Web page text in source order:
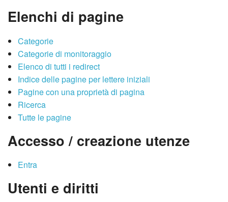
Elenchi di pagine
Categorie
Categorie di monitoraggio
Elenco di tutti i redirect
Indice delle pagine per lettere iniziali
Pagine con una proprietà di pagina
Ricerca
Tutte le pagine
Accesso / creazione utenze
Entra
Utenti e diritti